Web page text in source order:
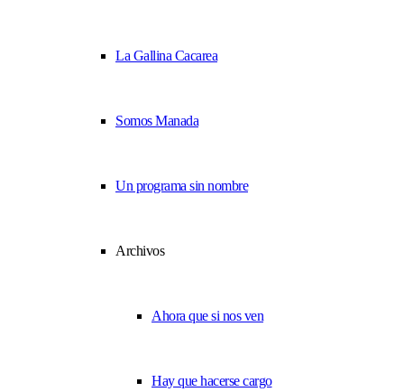
La Gallina Cacarea
Somos Manada
Un programa sin nombre
Archivos
Ahora que si nos ven
Hay que hacerse cargo